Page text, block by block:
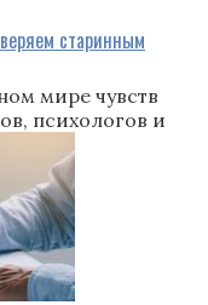
старинным
мире чувств
психологов и